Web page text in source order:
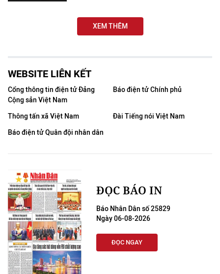
Media Du lịch
Media Thế giới
Media Thể thao
Media Khoa học - Công nghệ
Media Môi trường
Ảnh
Infographic
XEM THÊM
WEBSITE LIÊN KẾT
Cổng thông tin điện tử Đảng
Cộng sản Việt Nam
Báo điện tử Chính phủ
Thông tấn xã Việt Nam
Đài Tiếng nói Việt Nam
Báo điện tử Quân đội nhân dân
ĐỌC BÁO IN
Báo Nhân Dân số 25829
Ngày 06-08-2026
ĐỌC NGAY